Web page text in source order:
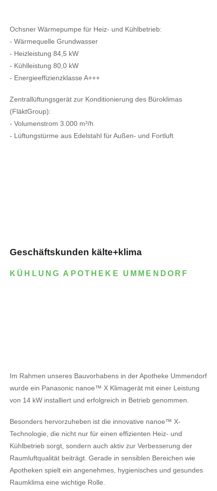
Ochsner Wärmepumpe für Heiz- und Kühlbetrieb:
- Wärmequelle Grundwasser
- Heizleistung 84,5 kW
- Kühlleistung 80,0 kW
- Energieeffizienzklasse A+++
Zentrallüftungsgerät zur Konditionierung des Büroklimas
(FläktGroup):
- Volumenstrom 3.000 m³/h
- Lüftungstürme aus Edelstahl für Außen- und Fortluft
Geschäftskunden kälte+klima
KÜHLUNG APOTHEKE UMMENDORF
Im Rahmen unseres Bauvorhabens in der Apotheke Ummendorf
wurde ein Panasonic nanoe™ X Klimagerät mit einer Leistung
von 14 kW installiert und erfolgreich in Betrieb genommen.
Besonders hervorzuheben ist die innovative nanoe™ X-
Technologie, die nicht nur für einen effizienten Heiz- und
Kühlbetrieb sorgt, sondern auch aktiv zur Verbesserung der
Raumluftqualität beiträgt. Gerade in sensiblen Bereichen wie
Apotheken spielt ein angenehmes, hygienisches und gesundes
Raumklima eine wichtige Rolle.